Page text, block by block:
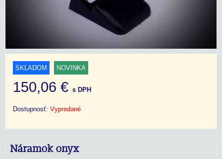
SKLADOM NOVINKA
150,06 € s DPH
Dostupnosť: Vypredané
Náramok onyx